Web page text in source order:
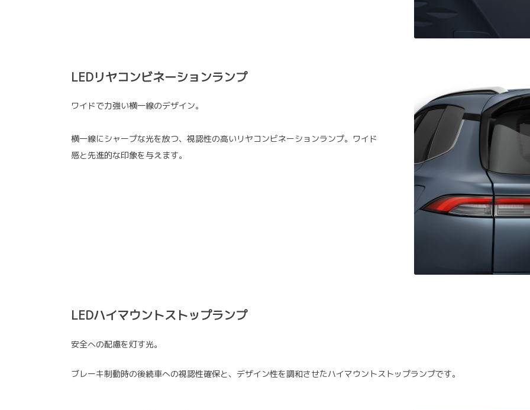
LEDリヤコンビネーションランプ
ワイドで力強い横一線のデザイン。
横一線にシャープな光を放つ、視認性の高いリヤコンビネーションランプ。ワイド
感と先進的な印象を与えます。
LEDハイマウントストップランプ
安全への配慮を灯す光。
ブレーキ制動時の後続車への視認性確保と、デザイン性を調和させたハイマウントストップランプです。